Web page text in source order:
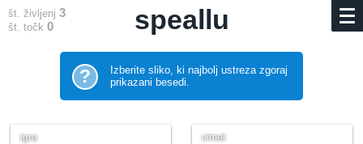
št. življenj 3
št. točk 0 speallu
?
Izberite sliko, ki najbolj ustreza zgoraj
prikazani besedi.
igra cimet